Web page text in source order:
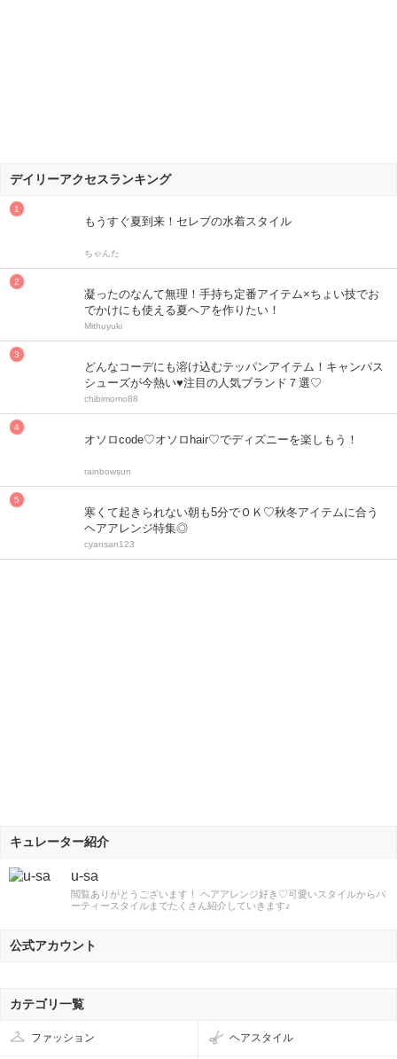
デイリーアクセスランキング
もうすぐ夏到来！セレブの水着スタイル
ちゃんた
凝ったのなんて無理！手持ち定番アイテム×ちょい技でお
でかけにも使える夏ヘアを作りたい！
Mithuyuki
どんなコーデにも溶け込むテッパンアイテム！キャンパス
シューズが今熱い♥注目の人気ブランド７選♡
chibimomo88
オソロcode♡オソロhair♡でディズニーを楽しもう！
rainbowsun
寒くて起きられない朝も5分でＯＫ♡秋冬アイテムに合う
ヘアアレンジ特集◎
cyansan123
キュレーター紹介
u-sa
閲覧ありがとうございます！ ヘアアレンジ好き♡可愛いスタイルからパ
ーティースタイルまでたくさん紹介していきます♪
公式アカウント
カテゴリ一覧
ファッション ヘアスタイル